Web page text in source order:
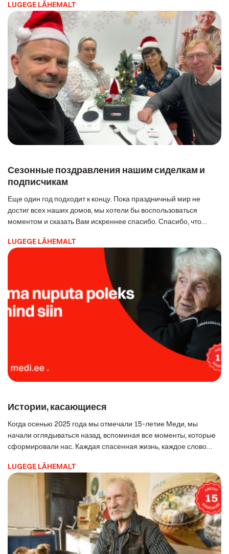
отреагировал немедленно. Но в этом случае… не
потребовалось ни скорой помощи, ни даже спешить на место
происшествия. […]
LUGEGE LÄHEMALT
Сезонные поздравления нашим сиделкам и
подписчикам
Еще один год подходит к концу. Пока праздничный мир не
достиг всех наших домов, мы хотели бы воспользоваться
моментом и сказать Вам искреннее спасибо. Спасибо, что
душевное спокойствие Вас или Ваших близких. Это
ответственность, которую мы несем с глубоким уважением и
большой заботой вот уже 15 лет. […]
LUGEGE LÄHEMALT
Истории, касающиеся
Когда осенью 2025 года мы отмечали 15-летие Меди, мы
начали оглядываться назад, вспоминая все моменты, которые
сформировали нас. Каждая спасенная жизнь, каждое слово
нами. Одна из таких историй произошла в муниципалитете
Йыэлахтме, где женщина упала на кухне своего дома и провела
три ночи на холодном […]
LUGEGE LÄHEMALT